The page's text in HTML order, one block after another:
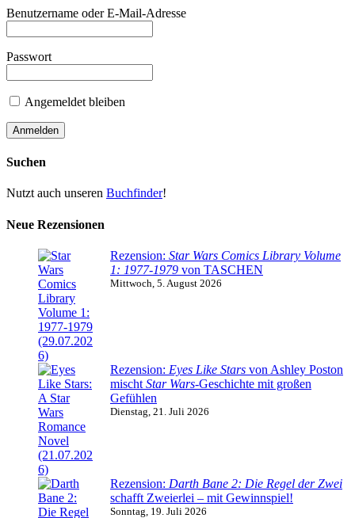
Benutzername oder E-Mail-Adresse
Passwort
Angemeldet bleiben
Suchen
Nutzt auch unseren Buchfinder!
Neue Rezensionen
Rezension: Star Wars Comics Library Volume
1: 1977-1979 von TASCHEN
Mittwoch, 5. August 2026
Rezension: Eyes Like Stars von Ashley Poston
mischt Star Wars-Geschichte mit großen
Gefühlen
Dienstag, 21. Juli 2026
Rezension: Darth Bane 2: Die Regel der Zwei
schafft Zweierlei – mit Gewinnspiel!
Sonntag, 19. Juli 2026